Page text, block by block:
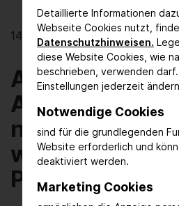
Detaillierte Informationen
Webseite Cookies nutzt,
Datenschutzhinweisen.
diese Website Cookies, wie
beschrieben, verwenden
Einstellungen jederzeit
Notwendige Cookies
sind für die grundlegenden
Website erforderlich und
deaktiviert werden.
Marketing Cookies
14.06.2024
ACHEMA
Akzente für
nachhaltigere